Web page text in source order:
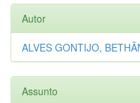
Autor
ALVES GONTIJO,
Assunto